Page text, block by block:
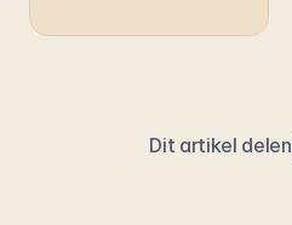
Dit artikel delen